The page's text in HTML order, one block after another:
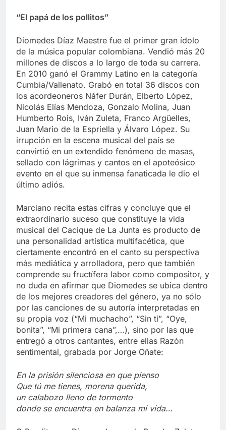
“El papá de los pollitos”
Diomedes Díaz Maestre fue el primer gran ídolo
de la música popular colombiana. Vendió más 20
millones de discos a lo largo de toda su carrera.
En 2010 ganó el Grammy Latino en la categoría
Cumbia/Vallenato. Grabó en total 36 discos con
los acordeoneros Náfer Durán, Elberto López,
Nicolás Elías Mendoza, Gonzalo Molina, Juan
Humberto Rois, Iván Zuleta, Franco Argüelles,
Juan Mario de la Espriella y Álvaro López. Su
irrupción en la escena musical del país se
convirtió en un extendido fenómeno de masas,
sellado con lágrimas y cantos en el apoteósico
evento en el que su inmensa fanaticada le dio el
último adiós.
Marciano recita estas cifras y concluye que el
extraordinario suceso que constituye la vida
musical del Cacique de La Junta es producto de
una personalidad artística multifacética, que
ciertamente encontró en el canto su perspectiva
más mediática y arrolladora, pero que también
comprende su fructífera labor como compositor, y
no duda en afirmar que Diomedes se ubica dentro
de los mejores creadores del género, ya no sólo
por las canciones de su autoría interpretadas en
su propia voz (“Mi muchacho”, “Sin ti”, “Oye,
bonita”, “Mi primera cana”,…), sino por las que
entregó a otros cantantes, entre ellas Razón
sentimental, grabada por Jorge Oñate:
En la prisión silenciosa en que pienso
Que tú me tienes, morena querida,
un calabozo lleno de tormento
donde se encuentra en balanza mi vida…